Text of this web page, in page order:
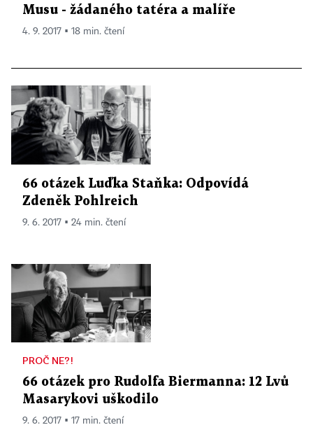
Musu - žádaného tatéra a malíře
4. 9. 2017 ▪ 18 min. čtení
66 otázek Luďka Staňka: Odpovídá
Zdeněk Pohlreich
9. 6. 2017 ▪ 24 min. čtení
PROČ NE?!
66 otázek pro Rudolfa Biermanna: 12 Lvů
Masarykovi uškodilo
9. 6. 2017 ▪ 17 min. čtení